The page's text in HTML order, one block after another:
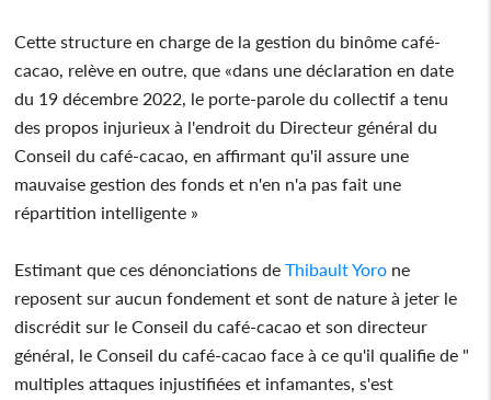
Cette structure en charge de la gestion du binôme café-
cacao, relève en outre, que «dans une déclaration en date
du 19 décembre 2022, le porte-parole du collectif a tenu
des propos injurieux à l'endroit du Directeur général du
Conseil du café-cacao, en affirmant qu'il assure une
mauvaise gestion des fonds et n'en n'a pas fait une
répartition intelligente »
Estimant que ces dénonciations deThibault Yoro ne
reposent sur aucun fondement et sont de nature à jeter le
discrédit sur le Conseil du café-cacao et son directeur
général, le Conseil du café-cacao face à ce qu'il qualifie de "
multiples attaques injustifiées et infamantes, s'est